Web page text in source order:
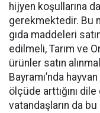
hijyen koşullarına
gerekmektedir. Bu
gıda maddeleri
edilmeli, Tarım ve
ürünler satın
Bayramı’nda
ölçüde arttığını
vatandaşların da